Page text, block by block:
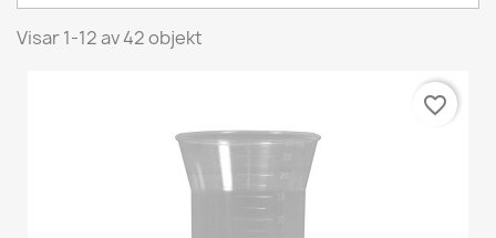
Visar 1-12 av 42 objekt
favorite_border